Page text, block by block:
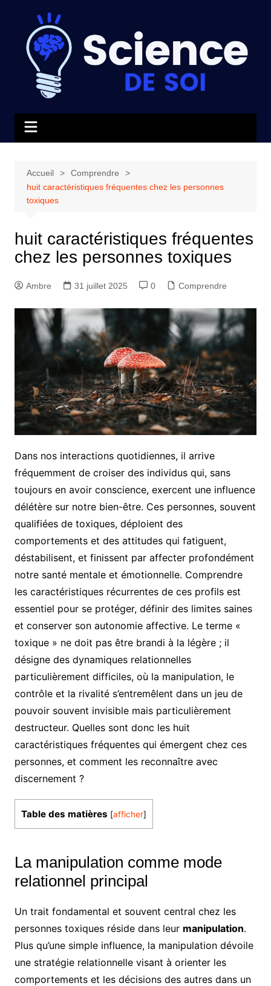
contenu
Accueil
Comprendre
huit caractéristiques fréquentes chez les personnes
toxiques
huit caractéristiques fréquentes
chez les personnes toxiques
Ambre 31 juillet 2025 0 Comprendre
Dans nos interactions quotidiennes, il arrive
fréquemment de croiser des individus qui, sans
toujours en avoir conscience, exercent une influence
délétère sur notre bien-être. Ces personnes, souvent
qualifiées de toxiques, déploient des
comportements et des attitudes qui fatiguent,
déstabilisent, et finissent par affecter profondément
notre santé mentale et émotionnelle. Comprendre
les caractéristiques récurrentes de ces profils est
essentiel pour se protéger, définir des limites saines
et conserver son autonomie affective. Le terme «
toxique » ne doit pas être brandi à la légère ; il
désigne des dynamiques relationnelles
particulièrement difficiles, où la manipulation, le
contrôle et la rivalité s’entremêlent dans un jeu de
pouvoir souvent invisible mais particulièrement
destructeur. Quelles sont donc les huit
caractéristiques fréquentes qui émergent chez ces
personnes, et comment les reconnaître avec
discernement ?
Table des matières [afficher]
La manipulation comme mode
relationnel principal
Un trait fondamental et souvent central chez les
personnes toxiques réside dans leur manipulation.
Plus qu’une simple influence, la manipulation dévoile
une stratégie relationnelle visant à orienter les
comportements et les décisions des autres dans un